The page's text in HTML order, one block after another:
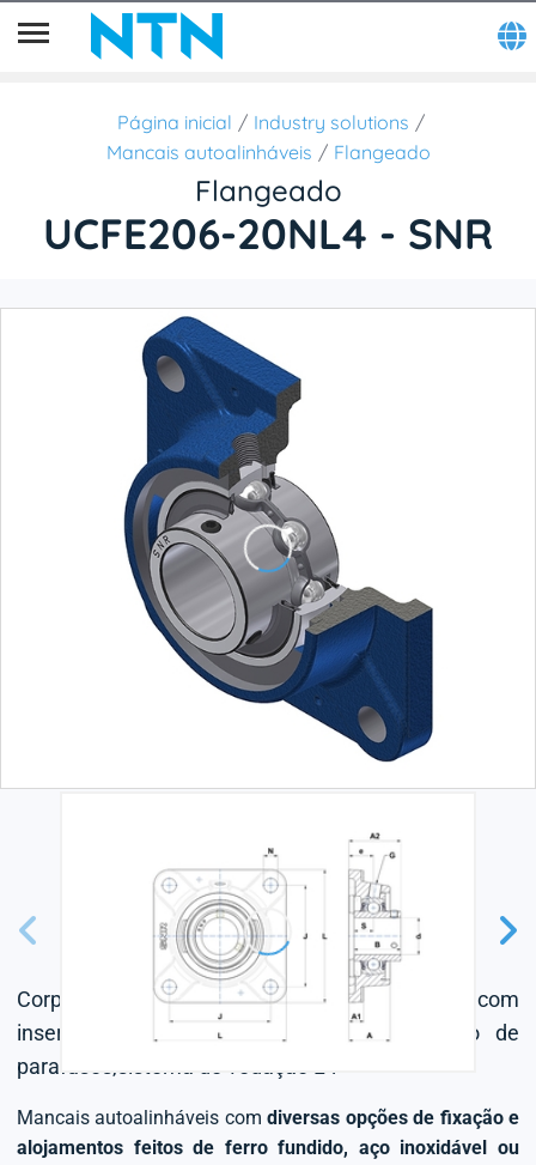
Página inicial
Industry solutions
Mancais autoalinháveis
Flangeado
Flangeado
UCFE206-20NL4 - SNR
Corpo fundido cinzento,rolamentos de esferas com
inserção radial e conector para o conjunto de
parafusos,sistema de vedação L4
Mancais autoalinháveis comdiversas opções de fixação e
alojamentos feitos de ferro fundido, aço inoxidável ou